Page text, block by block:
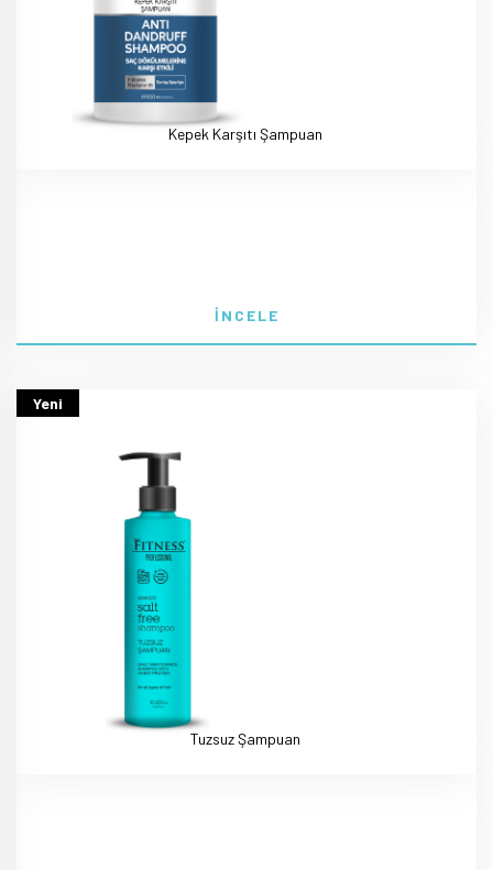
Kepek Karşıtı Şampuan
İNCELE
Yeni
Tuzsuz Şampuan